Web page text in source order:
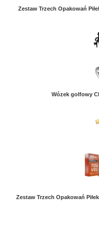
Zestaw Trzech Opakowań
Wózek golfowy
Zestaw Trzech Opakowań